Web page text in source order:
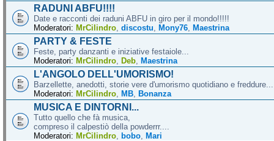
RADUNI ABFU!!!!
Date e racconti dei raduni ABFU in giro per il mondo!!!!!
Moderatori: MrCilindro discostu Mony76 Maestrina
PARTY & FESTE
Feste, party danzanti e iniziative festaiole...
Moderatori: MrCilindro Deb Maestrina
L'ANGOLO DELL'UMORISMO!
Barzellette, anedotti, storie vere d'umorismo quotidiano e
Moderatori: MrCilindro MB Bonanza
MUSICA E DINTORNI...
Tutto quello che fà musica,
compreso il calpestiò della powderrr....
Moderatori: MrCilindro bobo Mari